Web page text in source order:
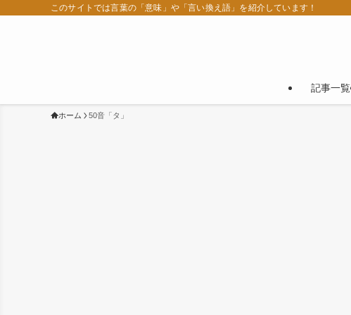
このサイトでは言葉の「意味」や「言い換え語」を紹介しています！
記事一覧
ホーム 50音「タ」